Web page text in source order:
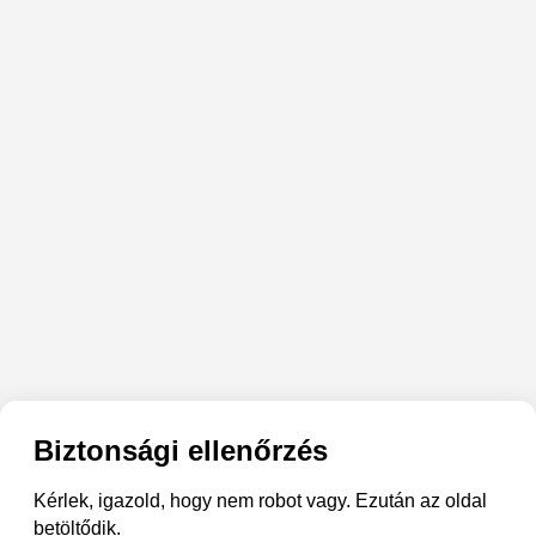
Biztonsági ellenőrzés
Kérlek, igazold, hogy nem robot vagy. Ezután az oldal
betöltődik.